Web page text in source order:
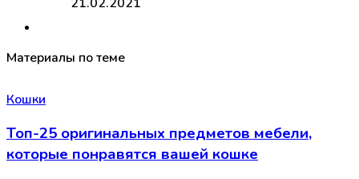
Материалы по теме
Кошки
Топ-25 оригинальных предметов мебели,
которые понравятся вашей кошке